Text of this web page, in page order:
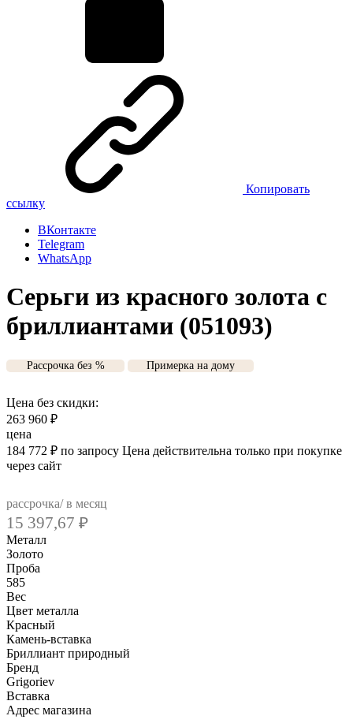
Копировать
ссылку
ВКонтакте
Telegram
WhatsApp
Серьги из красного золота с
бриллиантами (051093)
Рассрочка без % Примерка на дому
Цена без скидки:
263 960 ₽
цена
184 772 ₽ по запросу Цена действительна только при покупке
через сайт
рассрочка/ в месяц
15 397,67 ₽
Металл
Золото
Проба
585
Вес
Цвет металла
Красный
Камень-вставка
Бриллиант природный
Бренд
Grigoriev
Вcтавка
Адрес магазина